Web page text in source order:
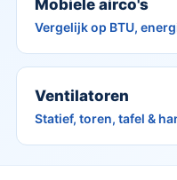
Mobiele airco's
Vergelijk op BTU,
Ventilatoren
Statief, toren, tafel &